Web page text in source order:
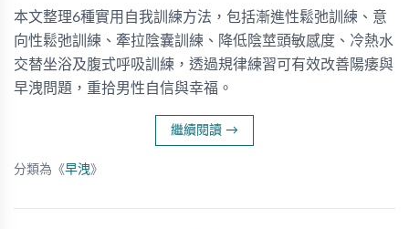
本文整理6種實用自我訓練方法，包括漸進性鬆弛訓練、意
向性鬆弛訓練、牽拉陰囊訓練、降低陰莖頭敏感度、冷熱水
交替坐浴及腹式呼吸訓練，透過規律練習可有效改善陽痿與
早洩問題，重拾男性自信與幸福。
繼續閱讀 →
分類為《早洩》